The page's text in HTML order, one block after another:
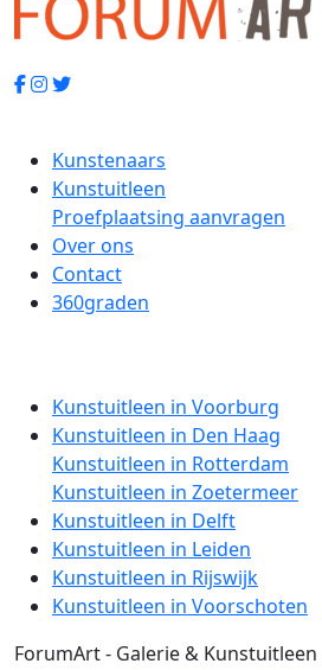
Kunstenaars
Kunstuitleen
Proefplaatsing aanvragen
Over ons
Contact
360graden
Kunstuitleen in Voorburg
Kunstuitleen in Den Haag
Kunstuitleen in Rotterdam
Kunstuitleen in Zoetermeer
Kunstuitleen in Delft
Kunstuitleen in Leiden
Kunstuitleen in Rijswijk
Kunstuitleen in Voorschoten
ForumArt - Galerie & Kunstuitleen